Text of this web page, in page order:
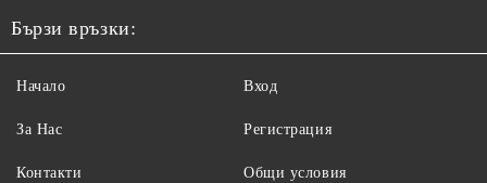
Бързи връзки:
Начало
За Нас
Контакти
Вход
Регистрация
Общи условия